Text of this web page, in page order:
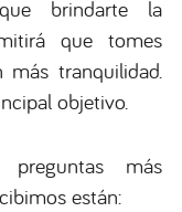
brindarte la
que tomes
tranquilidad.
objetivo.
más
están: